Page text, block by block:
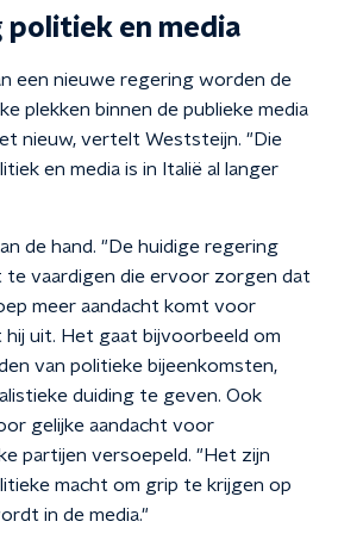
en media
een nieuwe regering worden de
plekken binnen de publieke media
nieuw, vertelt Weststeijn. "Die
en media is in Italië al langer
de hand. "De huidige regering
vaardigen die ervoor zorgen dat
meer aandacht komt voor
hij uit. Het gaat bijvoorbeeld om
van politieke bijeenkomsten,
duiding te geven. Ook
gelijke aandacht voor
partijen versoepeld. "Het zijn
macht om grip te krijgen op
in de media."